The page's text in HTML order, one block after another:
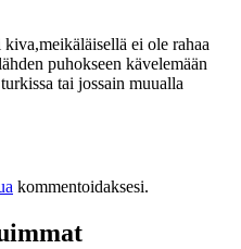
ei ole rahaa
puhokseen kävelemään
tai jossain muualla
kommentoidaksesi.